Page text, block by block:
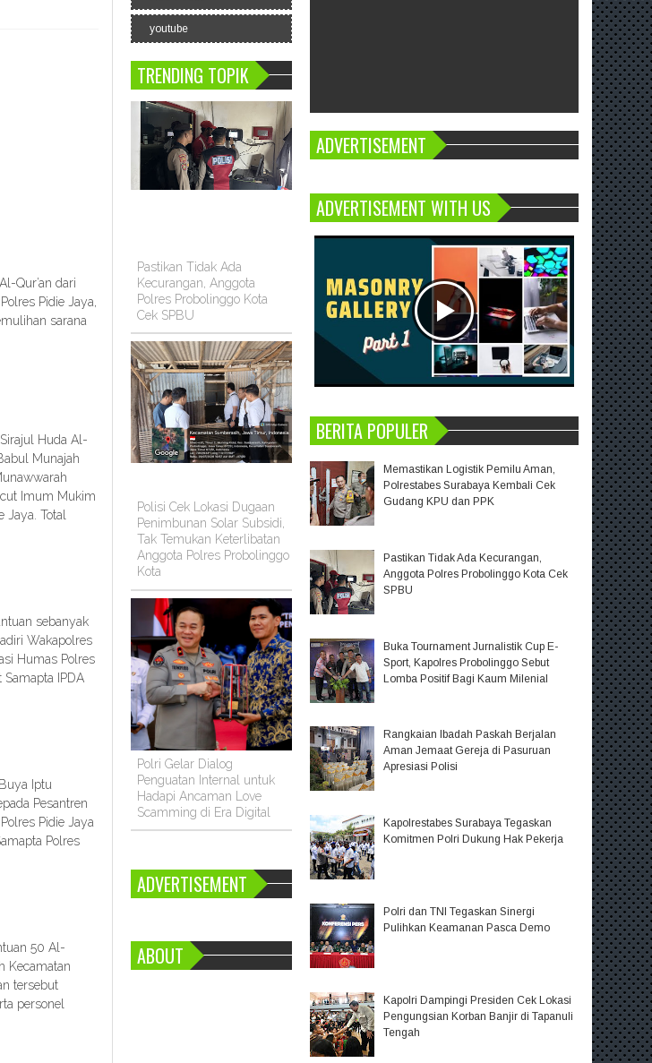
Qur’an dari
Pidie Jaya,
sarana
Huda Al-
Munajah
Imum Mukim
Total
sebanyak
Wakapolres
Humas Polres
IPDA
Iptu
Pesantren
Pidie Jaya
Polres
50 Al-
Kecamatan
tersebut
personel
youtube
TRENDING TOPIK
Pastikan Tidak Ada
Kecurangan, Anggota
Polres Probolinggo Kota
Cek SPBU
Polisi Cek Lokasi Dugaan
Penimbunan Solar Subsidi,
Tak Temukan Keterlibatan
Anggota Polres Probolinggo
Kota
Polri Gelar Dialog
Penguatan Internal untuk
Hadapi Ancaman Love
Scamming di Era Digital
ADVERTISEMENT
ABOUT
ADVERTISEMENT
ADVERTISEMENT WITH US
BERITA POPULER
Memastikan Logistik Pemilu Aman,
Polrestabes Surabaya Kembali Cek
Gudang KPU dan PPK
Pastikan Tidak Ada Kecurangan,
Anggota Polres Probolinggo Kota Cek
SPBU
Buka Tournament Jurnalistik Cup E-
Sport, Kapolres Probolinggo Sebut
Lomba Positif Bagi Kaum Milenial
Rangkaian Ibadah Paskah Berjalan
Aman Jemaat Gereja di Pasuruan
Apresiasi Polisi
Kapolrestabes Surabaya Tegaskan
Komitmen Polri Dukung Hak Pekerja
Polri dan TNI Tegaskan Sinergi
Pulihkan Keamanan Pasca Demo
Kapolri Dampingi Presiden Cek Lokasi
Pengungsian Korban Banjir di Tapanuli
Tengah